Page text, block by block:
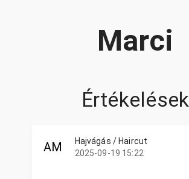
Marci
Értékelések
AM
Hajvágás / Haircut
2025-09-19 15:22